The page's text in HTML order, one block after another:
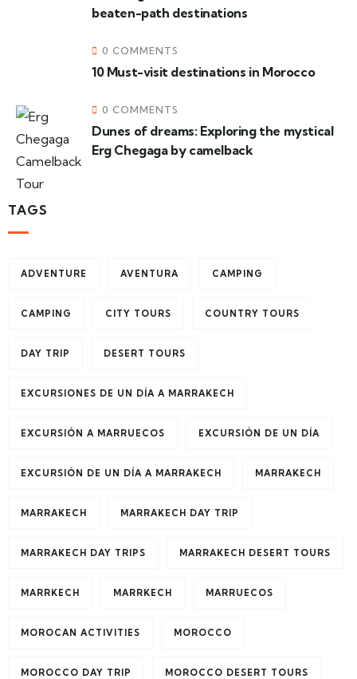
beaten-path destinations
0 COMMENTS
10 Must-visit destinations in Morocco
0 COMMENTS
Dunes of dreams: Exploring the mystical
Erg Chegaga by camelback
TAGS
ADVENTURE AVENTURA CAMPING
CAMPING CITY TOURS COUNTRY TOURS
DAY TRIP DESERT TOURS
EXCURSIONES DE UN DÍA A MARRAKECH
EXCURSIÓN A MARRUECOS EXCURSIÓN DE UN DÍA
EXCURSIÓN DE UN DÍA A MARRAKECH MARRAKECH
MARRAKECH MARRAKECH DAY TRIP
MARRAKECH DAY TRIPS MARRAKECH DESERT TOURS
MARRKECH MARRKECH MARRUECOS
MOROCAN ACTIVITIES MOROCCO
MOROCCO DAY TRIP MOROCCO DESERT TOURS